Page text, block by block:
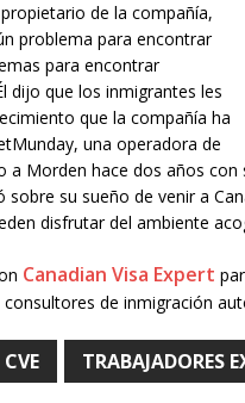
de la compañía,
problema para encontrar
para encontrar
dijo que los inmigrantes les
que la compañía ha
una operadora de
a Morden hace dos años
sobre su sueño de venir a
disfrutar del ambiente
Canadian Visa Expert
de inmigración
CVE TRABAJADORES